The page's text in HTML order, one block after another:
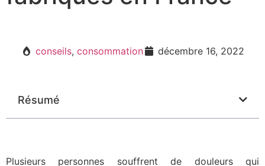
conseils, consommation décembre 16, 2022
Résumé
Plusieurs personnes souffrent de douleurs qui